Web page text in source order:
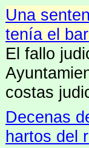
Una
tenía el
El fallo
costas
Decenas
hartos del